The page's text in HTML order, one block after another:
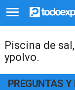
Piscina de
ypolvo.
PREGUNTAS